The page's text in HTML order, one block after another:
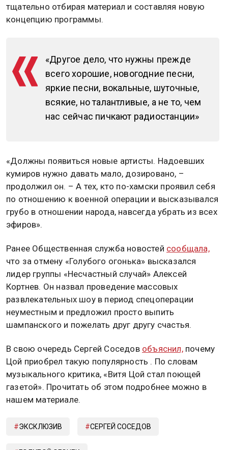
тщательно отбирая материал и составляя новую
концепцию программы.
«Другое дело, что нужны прежде
всего хорошие, новогодние песни,
яркие песни, вокальные, шуточные,
всякие, но талантливые, а не то, чем
нас сейчас пичкают радиостанции»
«Должны появиться новые артисты. Надоевших
кумиров нужно давать мало, дозировано, –
продолжил он. – А тех, кто по-хамски проявил себя
по отношению к военной операции и высказывался
грубо в отношении народа, навсегда убрать из всех
эфиров».
Ранее Общественная служба новостей сообщала,
что за отмену «Голубого огонька» высказался
лидер группы «Несчастный случай» Алексей
Кортнев. Он назвал проведение массовых
развлекательных шоу в период спецоперации
неуместным и предложил просто выпить
шампанского и пожелать друг другу счастья.
В свою очередь Сергей Соседов объяснил,почему
Цой приобрел такую популярность . По словам
музыкального критика, «Витя Цой стал поющей
газетой». Прочитать об этом подробнее можно в
нашем материале.
ЭКСКЛЮЗИВ СЕРГЕЙ СОСЕДОВ